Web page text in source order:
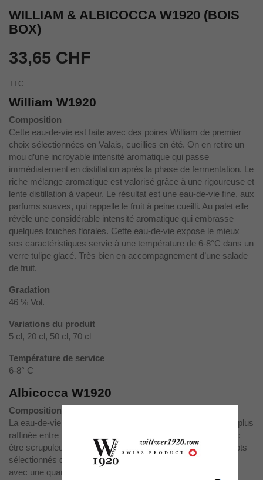
WILLIAM & ALBICOCCA W1920 (BOIS
BOX)
33,65 CHF
TTC
William W1920
Composition
Cette eau-de-vie est faite avec des poires William de premier
choix sélectionnées en Valais, cueillies en été. On en retire un
mou d’une incroyable intensité aromatique qui passe
immédiatement en distillation après la phase de fermentation. Le
riche mélange aromatique est valorisé grâce à une rigoureuse et
lente distillation à vapeur. Le résultat est une eau-de-vie fine, aux
parfums suaves, qui rappelle le fruit à peine cueilli. Au palet elle
révèle une considérable intensité aromatique qui embrasse
quelques touches florales. Cette eau-de-vie expose le mieux
ses caractéristiques servie à une température de 6-8°C dans un
verre tulipe glacé. Très bien en accompagnement d’une salade
de fruit.
Gradation
46 % Vol.
Variations du produit
5 cl, 20 cl, 50 cl, 70 cl
Température de service
6-8° C
Albicocca W1920
Composition
La eau-de-vie à base d’abricots a un
intensité aromatique la plus
raffinée entre les eaux-de-vie fruitées. La distillation doit donc
être scrupuleuse et délicate. La matière première, des abricots
sélectionnés du Valais, fournit un jus qui fermente et macère
avec une quantité limitée de noyaux. Une lente distillation à